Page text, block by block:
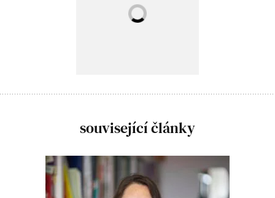
související články